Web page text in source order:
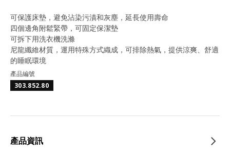
可保護床墊，避免沾染污漬和灰塵，延長使用壽命
四個邊角附鬆緊帶，可固定保潔墊
可拆下用洗衣機洗滌
尼龍纖維材質，運用特殊方式織成，可排除熱氣，提供涼爽、舒適
的睡眠環境
產品編號
303.852.80
產品資訊